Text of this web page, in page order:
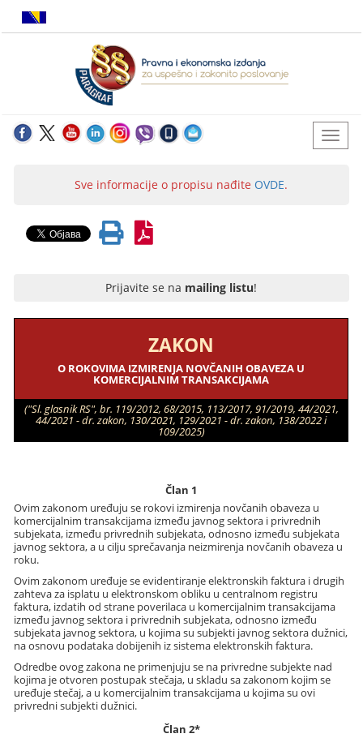
Sve informacije o propisu nađite OVDE.
Prijavite se na mailing listu!
ZAKON
O ROKOVIMA IZMIRENJA NOVČANIH OBAVEZA U
KOMERCIJALNIM TRANSAKCIJAMA
("Sl. glasnik RS", br. 119/2012, 68/2015, 113/2017, 91/2019, 44/2021,
44/2021 - dr. zakon, 130/2021, 129/2021 - dr. zakon, 138/2022 i
109/2025)
Član 1
Ovim zakonom uređuju se rokovi izmirenja novčanih obaveza u
komercijalnim transakcijama između javnog sektora i privrednih
subjekata, između privrednih subjekata, odnosno između subjekata
javnog sektora, a u cilju sprečavanja neizmirenja novčanih obaveza u
roku.
Ovim zakonom uređuje se evidentiranje elektronskih faktura i drugih
zahteva za isplatu u elektronskom obliku u centralnom registru
faktura, izdatih od strane poverilaca u komercijalnim transakcijama
između javnog sektora i privrednih subjekata, odnosno između
subjekata javnog sektora, u kojima su subjekti javnog sektora dužnici,
na osnovu podataka dobijenih iz sistema elektronskih faktura.
Odredbe ovog zakona ne primenjuju se na privredne subjekte nad
kojima je otvoren postupak stečaja, u skladu sa zakonom kojim se
uređuje stečaj, a u komercijalnim transakcijama u kojima su ovi
privredni subjekti dužnici.
Član 2*